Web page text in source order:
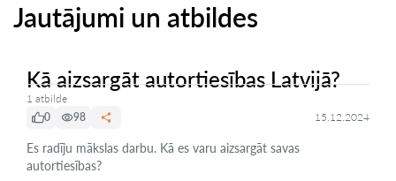
Jautājumi un atbildes
Kā aizsargāt autortiesības Latvijā?
1 atbilde
0
98 15.12.2024
Es radīju mākslas darbu. Kā es varu aizsargāt savas
autortiesības?